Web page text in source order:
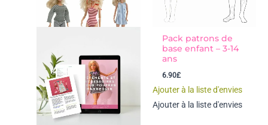
Pack patrons de
base enfant – 3-14
ans
6.90£
Ajouter à la liste d'envies
Ajouter à la liste d'envies